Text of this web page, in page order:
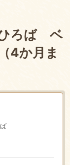
ろば ベ
4か月ま